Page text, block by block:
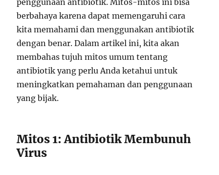
penggunaan antibiotik. Mitos-mitos ini bisa
berbahaya karena dapat memengaruhi cara
kita memahami dan menggunakan antibiotik
dengan benar. Dalam artikel ini, kita akan
membahas tujuh mitos umum tentang
antibiotik yang perlu Anda ketahui untuk
meningkatkan pemahaman dan penggunaan
yang bijak.
Mitos 1: Antibiotik Membunuh
Virus